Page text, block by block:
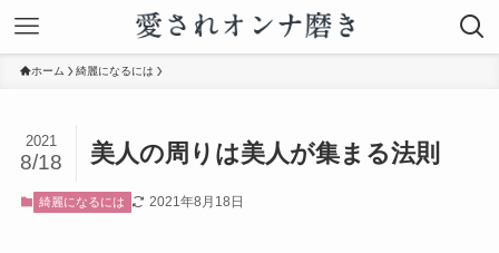
ホーム 綺麗になるには
美人の周りは美人が集まる法則
2021
8/18
綺麗になるには 2021年8月18日